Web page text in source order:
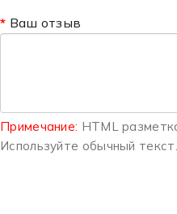
Ваш отзыв
Примечание: HTML
Используйте обычный текст.